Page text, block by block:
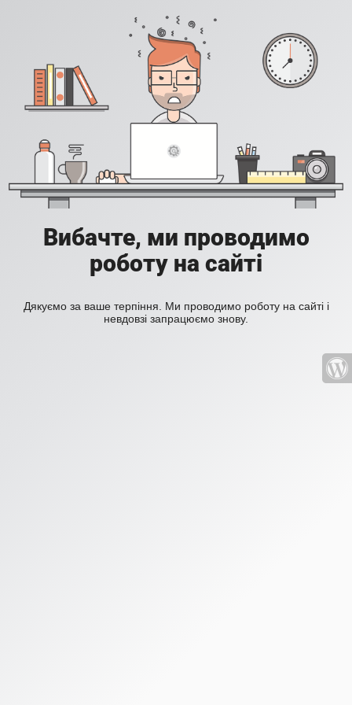
Вибачте, ми проводимо
роботу на сайті
Дякуємо за ваше терпіння. Ми проводимо роботу на сайті і
невдовзі запрацюємо знову.